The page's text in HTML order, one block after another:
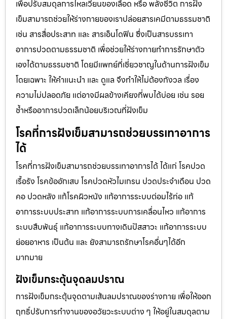
เพื่อปรับสมดุลการไหลเวียนของเลือด หรือ พลังชีวิต การฝัง
เข็มสามารถช่วยให้ร่างกายของเราปล่อยสารเคมีตามธรรมชาติ
เช่น สารสื่อประสาท และ สารเอ็นโดฟิน ซึ่งเป็นสารบรรเทา
อาการปวดตามธรรมชาติ เพื่อช่วยให้ร่างกายทำการรักษาตัว
เองได้ตามธรรมชาติ โดยมีแพทย์ที่เชี่ยวชาญในด้านการฝังเข็ม
โดยเฉพาะ ให้คำแนะนำ และ ดูแล จึงทำให้ไม่ต้องกังวล เรื่อง
ความไม่ปลอดภัย แต่อาจมีผลข้างเคียงที่พบได้บ่อย เช่น รอย
ช้ำหรืออาการปวดเล็กน้อยบริเวณที่ฝังเข็ม
โรคที่การฝังเข็มสามารถช่วยบรรเทาอาการ
ได้
โรคที่การฝังเข็มสามารถช่วยบรรเทาอาการได้ ได้แก่ โรคปวด
เรื้อรัง โรคข้ออักเสบ โรคปวดหัวไมเกรน ปวดประจําเดือน ปวด
คอ ปวดหลัง แก้โรคผิวหนัง แก้อาการระบบต่อมไร้ท่อ แก้
อาการระบบประสาท แก้อาการระบบการเคลื่อนไหว แก้อาการ
ระบบสืบพันธุ์ แก้อาการระบบทางเดินปัสสาวะ แก้อาการระบบ
ย่อยอาหาร เป็นต้น และ ยังสามารถรักษาโรคอื่นๆได้อีก
มากมาย
ฝังเข็มกระตุ้นจุดลมปราณ
การฝังเข็มกระตุ้นจุดตามเส้นลมปราณของร่างกาย เพื่อให้ออก
ฤทธิ์ปรับการทำงานของอวัยวะระบบต่าง ๆ ให้อยู่ในสมดุลตาม